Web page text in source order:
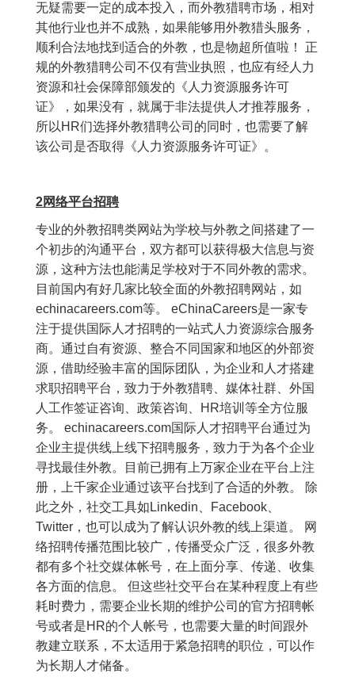
无疑需要一定的成本投入，而外教猎聘市场，相对
其他行业也并不成熟，如果能够用外教猎头服务，
顺利合法地找到适合的外教，也是物超所值啦！ 正
规的外教猎聘公司不仅有营业执照，也应有经人力
资源和社会保障部颁发的《人力资源服务许可
证》，如果没有，就属于非法提供人才推荐服务，
所以HR们选择外教猎聘公司的同时，也需要了解
该公司是否取得《人力资源服务许可证》。
2网络平台招聘
专业的外教招聘类网站为学校与外教之间搭建了一
个初步的沟通平台，双方都可以获得极大信息与资
源，这种方法也能满足学校对于不同外教的需求。
目前国内有好几家比较全面的外教招聘网站，如
echinacareers.com等。 eChinaCareers是一家专
注于提供国际人才招聘的一站式人力资源综合服务
商。通过自有资源、整合不同国家和地区的外部资
源，借助经验丰富的国际团队，为企业和人才搭建
求职招聘平台，致力于外教猎聘、媒体社群、外国
人工作签证咨询、政策咨询、HR培训等全方位服
务。 echinacareers.com国际人才招聘平台通过为
企业主提供线上线下招聘服务，致力于为各个企业
寻找最佳外教。目前已拥有上万家企业在平台上注
册，上千家企业通过该平台找到了合适的外教。 除
此之外，社交工具如Linkedin、Facebook、
Twitter，也可以成为了解认识外教的线上渠道。 网
络招聘传播范围比较广，传播受众广泛，很多外教
都有多个社交媒体帐号，在上面分享、传递、收集
各方面的信息。 但这些社交平台在某种程度上有些
耗时费力，需要企业长期的维护公司的官方招聘帐
号或者是HR的个人帐号，也需要大量的时间跟外
教建立联系，不太适用于紧急招聘的职位，可以作
为长期人才储备。